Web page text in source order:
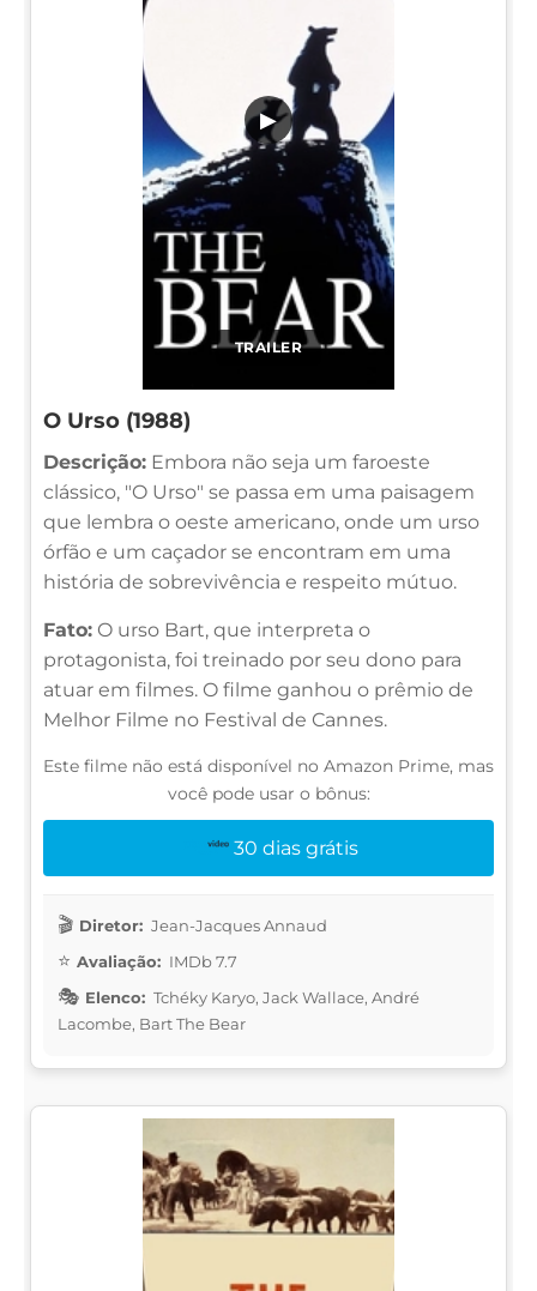
TRAILER
▶
O Urso (1988)
Descrição: Embora não seja um faroeste
clássico, "O Urso" se passa em uma paisagem
que lembra o oeste americano, onde um urso
órfão e um caçador se encontram em uma
história de sobrevivência e respeito mútuo.
Fato: O urso Bart, que interpreta o
protagonista, foi treinado por seu dono para
atuar em filmes. O filme ganhou o prêmio de
Melhor Filme no Festival de Cannes.
Este filme não está disponível no Amazon Prime, mas
você pode usar o bônus:
30 dias grátis
Diretor: Jean-Jacques Annaud
Avaliação: IMDb 7.7
Elenco: Tchéky Karyo, Jack Wallace, André
Lacombe, Bart The Bear